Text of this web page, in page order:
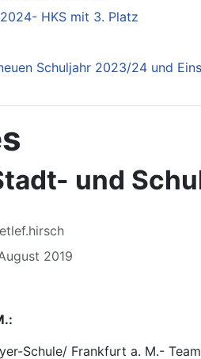
HKS mit 3. Platz
Schuljahr 2023/24 und
und
2019
Schule/ Frankfurt a. M.-